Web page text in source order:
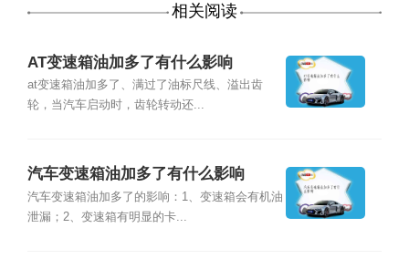
相关阅读
AT变速箱油加多了有什么影响
at变速箱油加多了、满过了油标尺线、溢出齿
轮，当汽车启动时，齿轮转动还...
汽车变速箱油加多了有什么影响
汽车变速箱油加多了的影响：1、变速箱会有机油
泄漏；2、变速箱有明显的卡...